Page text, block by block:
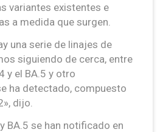
variantes existentes e
a medida que surgen.
una serie de linajes de
siguiendo de cerca, entre
y el BA.5 y otro
ha detectado, compuesto
dijo.
BA.5 se han notificado en